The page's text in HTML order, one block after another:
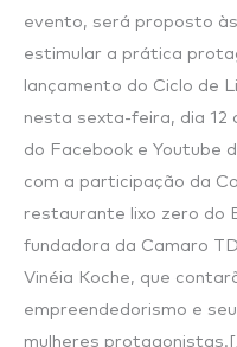
evento, será proposto
estimular a prática
lançamento do Ciclo de
nesta sexta-feira, dia 12
do Facebook e Youtube
com a participação da
restaurante lixo zero do
fundadora da Camaro
Vinéia Koche, que
empreendedorismo e
mulheres